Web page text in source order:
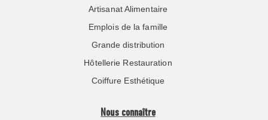
Artisanat Alimentaire
Emplois de la famille
Grande distribution
Hôtellerie Restauration
Coiffure Esthétique
Nous connaître